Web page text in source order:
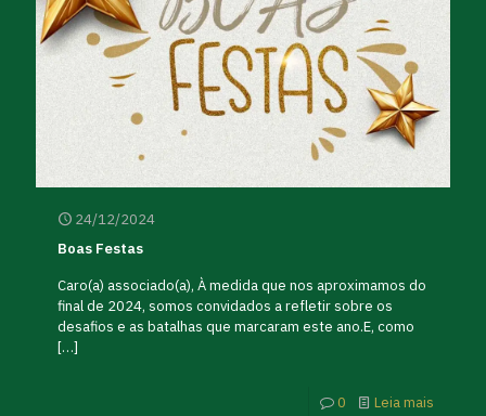
24/12/2024
Boas Festas
Caro(a) associado(a), À medida que nos aproximamos do
final de 2024, somos convidados a refletir sobre os
desafios e as batalhas que marcaram este ano.E, como
[…]
0 Leia mais